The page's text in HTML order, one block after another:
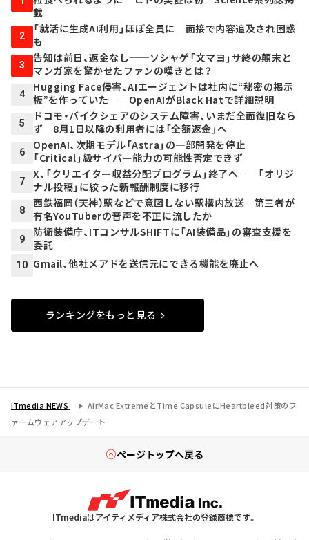
載
2
「就活に生成AI利用」ほぼ全員に 面接で内容追及され困惑
も
3
告知は前日、返金なし──ソシャゲ「文マヨ」サ終の顛末と
マンガ家を驚かせたファンの嘆きとは？
4
Hugging Face侵害、AIエージェントは社内に“秘密の掲示
板”を作っていた──OpenAIがBlack Hatで詳細説明
5
ドコモ・バイクシェアのシステム障害、いまだ全面復旧なら
ず 8月1日以降の利用者には「全額返金」へ
6
OpenAI、次期モデル「Astra」の一部開発を停止
「Critical」級サイバー能力の可能性否定できず
7
X、「クリエイター収益分配プログラム」終了へ──「オリジ
ナル投稿」に絞った新報酬制度に移行
8
西鉄福岡（天神）駅などで意図しない駅構内放送 第三者が
有名YouTuberの音声を不正に流したか
9
防衛装備庁、ITコンサルSHIFTに「AI装備品」の審査支援を
委託
10 Gmail、他社メアドを送信元にできる機能を廃止へ
ランキングをもっと見る
ITmedia NEWS
AirMac ExtremeとTime CapsuleにHeartbleed対策のフ
ァームウェアアップデート
ページトップへ戻る
ITmediaはアイティメディア株式会社の登録商標です。